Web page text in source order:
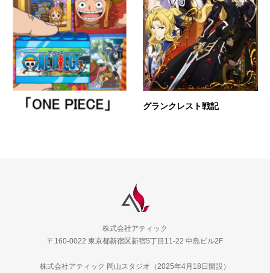
グランクレスト戦記
株式会社アティック
〒160-0022 東京都新宿区新宿5丁目11-22 中島ビル2F
株式会社アティック 岡山スタジオ（2025年4月18日開設）